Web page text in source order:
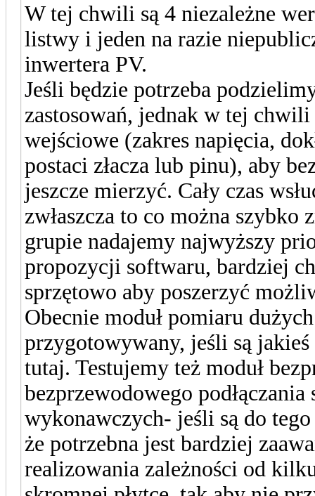
W tej chwili są 4 niezależne
listwy i jeden na razie
inwertera PV.
Jeśli będzie potrzeba
zastosowań, jednak w tej
wejściowe (zakres napięcia,
postaci złacza lub pinu), aby
jeszcze mierzyć. Cały czas
zwłaszcza to co można
grupie nadajemy najwyższy
propozycji softwaru, bardziej
sprzętowo aby poszerzyć
Obecnie moduł pomiaru
przygotowywany, jeśli są
tutaj. Testujemy też moduł
bezprzewodowego
wykonawczych- jeśli są do
że potrzebna jest bardziej
realizowania zależności od